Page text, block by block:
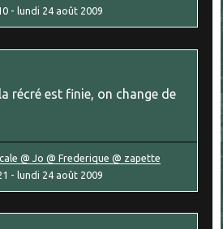
- lundi 24 août 2009
récré est finie, on change de
@ Jo @ Frederique @ zapette
- lundi 24 août 2009